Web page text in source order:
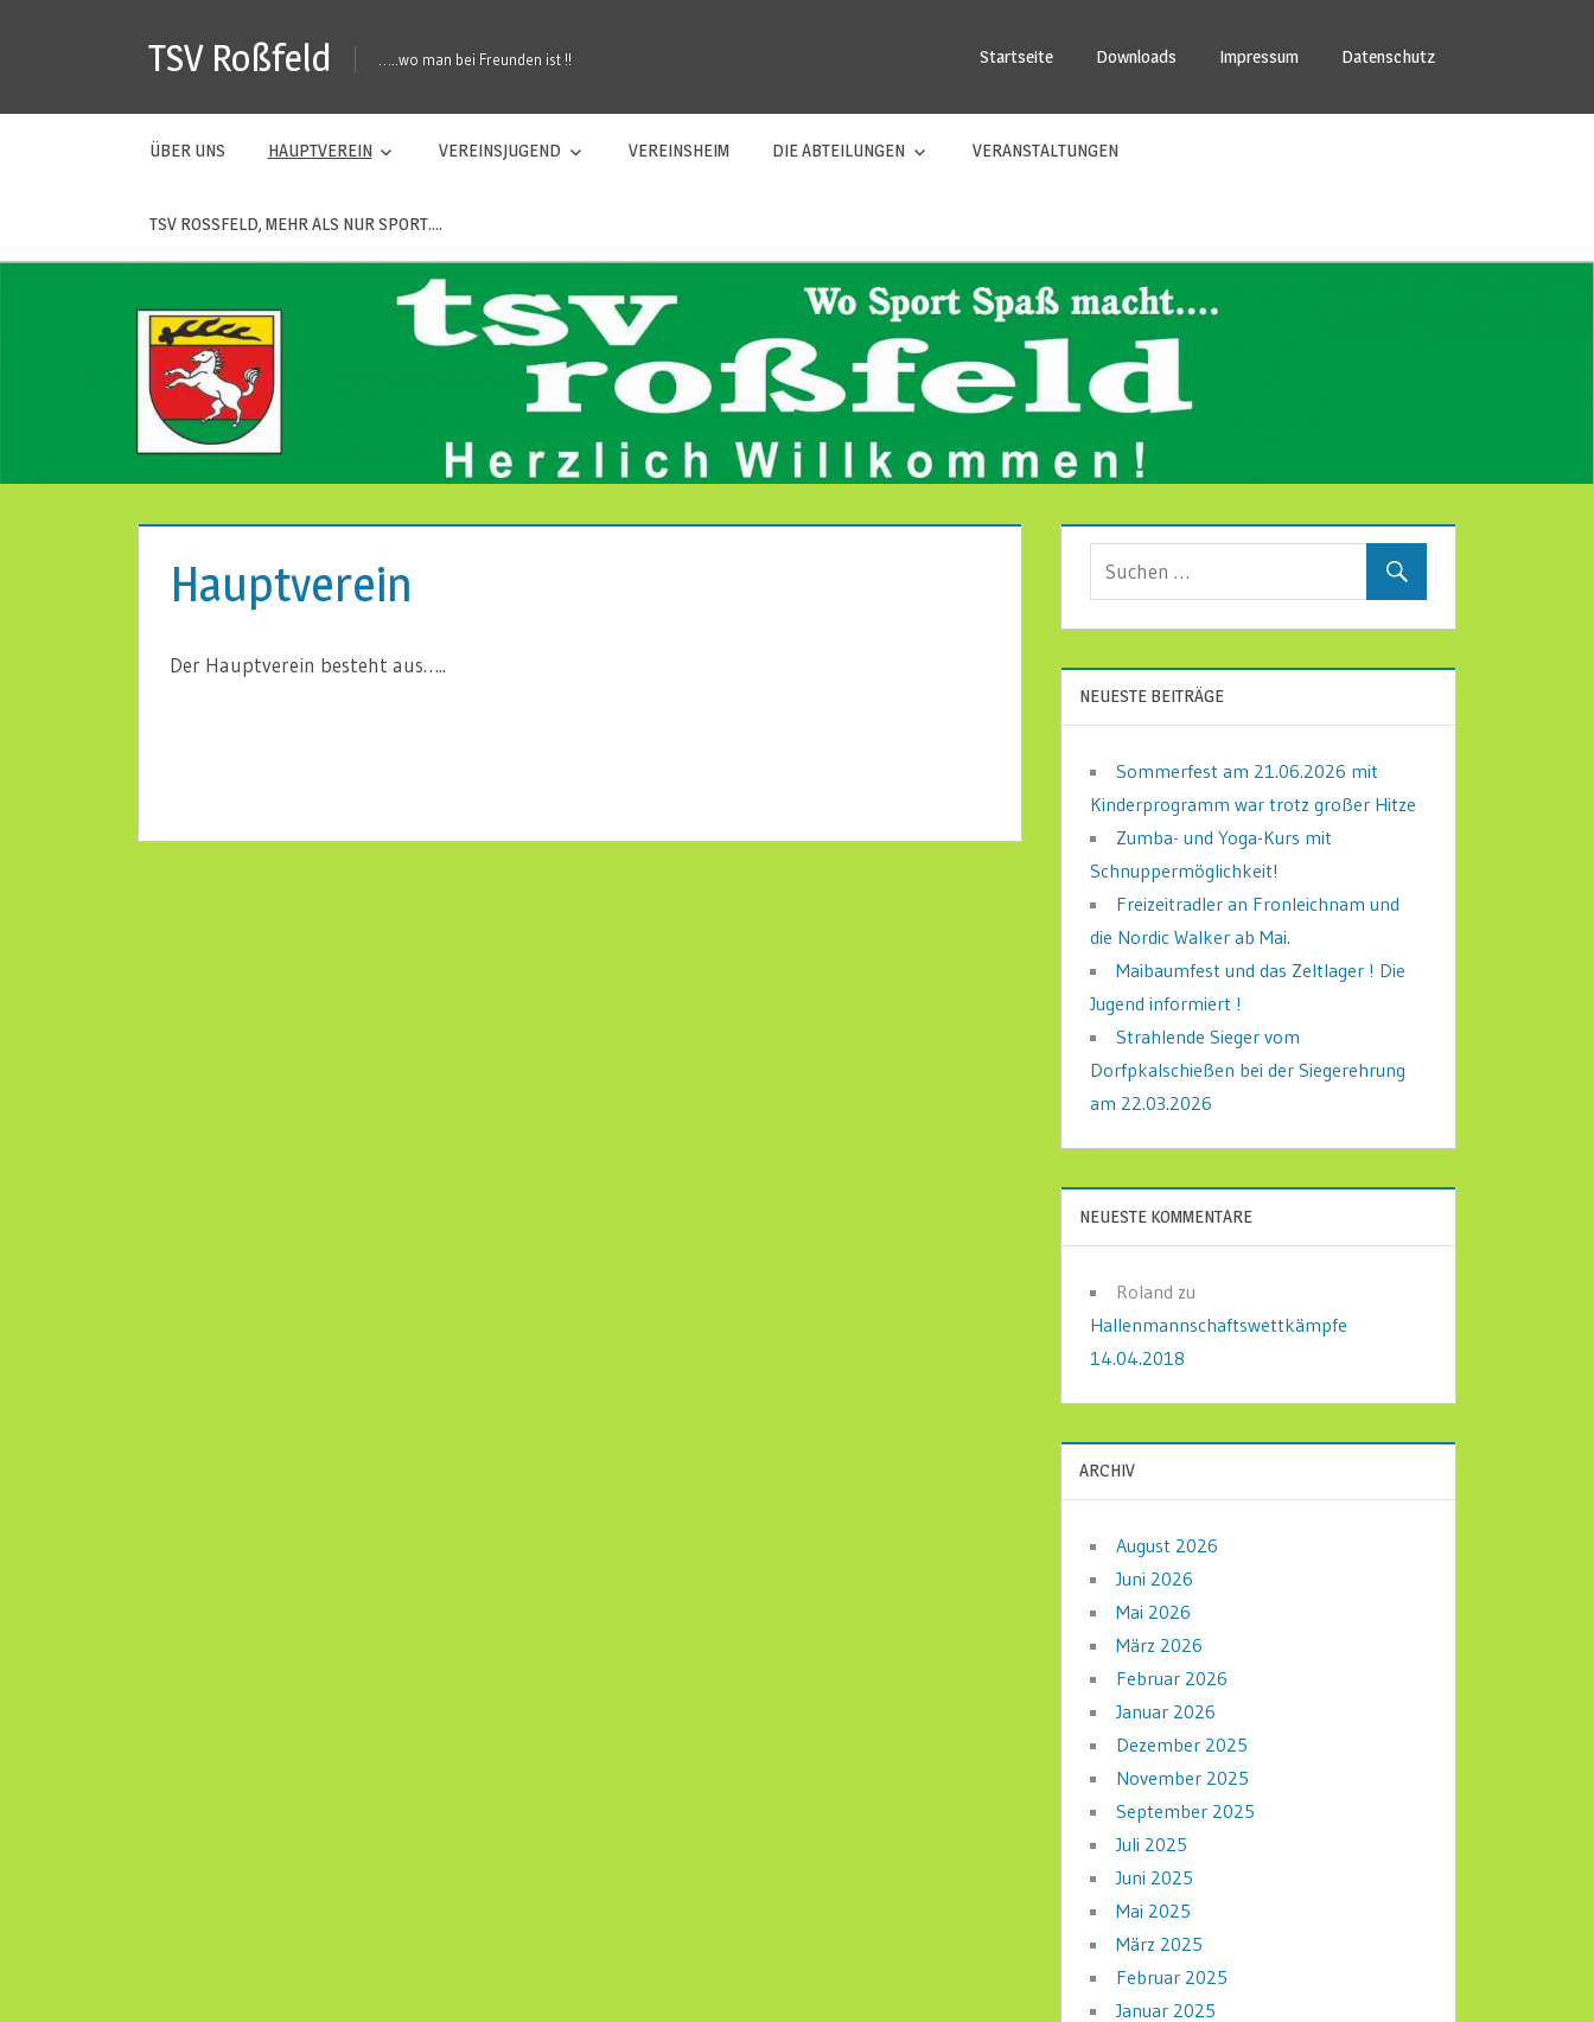
TSV Roßfeld …..wo man bei Freunden ist !! Startseite Downloads Impressum Datenschutz
ÜBER UNS HAUPTVEREIN VEREINSJUGEND VEREINSHEIM DIE ABTEILUNGEN VERANSTALTUNGEN
TSV ROSSFELD, MEHR ALS NUR SPORT….
Hauptverein
Der Hauptverein besteht aus…..
NEUESTE BEITRÄGE
Sommerfest am 21.06.2026 mit
Kinderprogramm war trotz großer Hitze
Zumba- und Yoga-Kurs mit
Schnuppermöglichkeit!
Freizeitradler an Fronleichnam und
die Nordic Walker ab Mai.
Maibaumfest und das Zeltlager ! Die
Jugend informiert !
Strahlende Sieger vom
Dorfpkalschießen bei der Siegerehrung
am 22.03.2026
NEUESTE KOMMENTARE
Roland zu
Hallenmannschaftswettkämpfe
14.04.2018
ARCHIV
August 2026
Juni 2026
Mai 2026
März 2026
Februar 2026
Januar 2026
Dezember 2025
November 2025
September 2025
Juli 2025
Juni 2025
Mai 2025
März 2025
Februar 2025
Januar 2025